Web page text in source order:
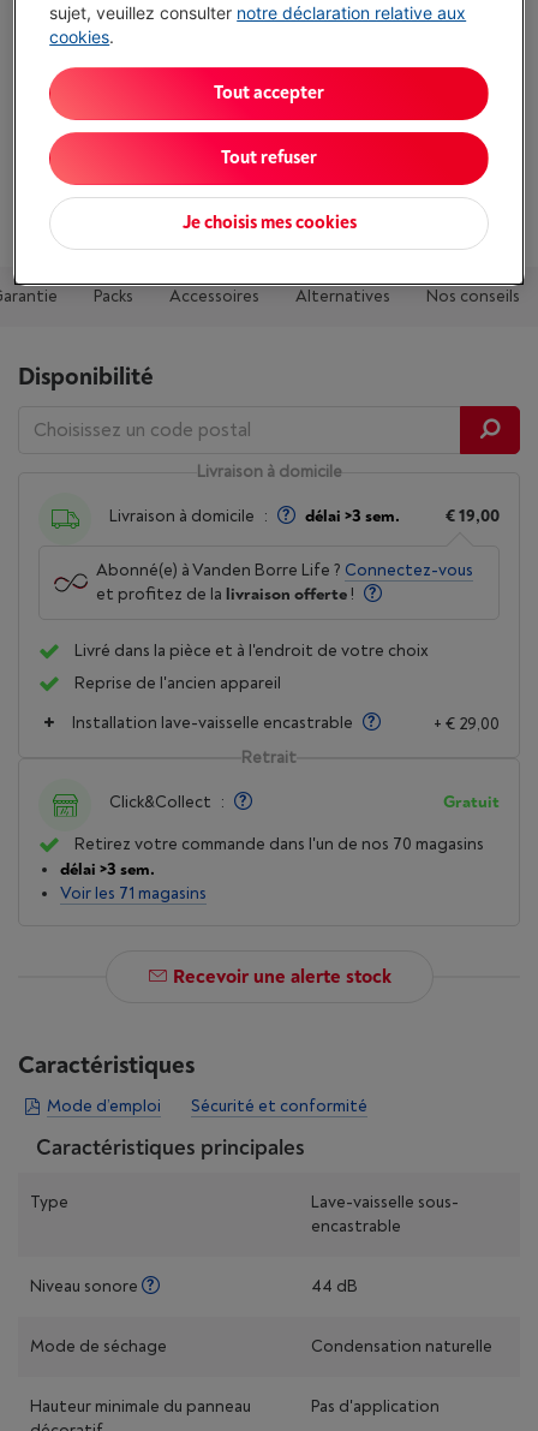
Niveau sonore: 44 dB
Afficher toutes les caractéristiques
Existe également dans d'autres couleurs
Packs Accessoires Alternatives Nos conseils
Disponibilité
Livraison à domicile
Livraison à domicile : délai >3 sem. € 19,00
Abonné(e) à Vanden Borre Life ? Connectez-vous
et profitez de la livraison offerte !
Livré dans la pièce et à l'endroit de votre choix
Reprise de l'ancien appareil
Installation lave-vaisselle encastrable
+ € 29,00
Retrait
Click&Collect : Gratuit
Retirez votre commande dans l'un de nos 70 magasins
délai >3 sem.
Voir les 71 magasins
Recevoir une alerte stock
Caractéristiques
Mode d’emploi Sécurité et conformité
Caractéristiques principales
Type
Lave-vaisselle sous-
encastrable
Niveau sonore 44 dB
Mode de séchage Condensation naturelle
Hauteur minimale du panneau
Pas d'application
sujet, veuillez consulter notre déclaration relative aux
cookies.
Je choisis mes cookies
Tout refuser
Tout accepter